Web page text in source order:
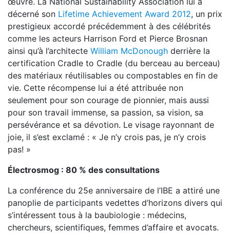
décerné son Lifetime Achievement Award 2012, un prix
prestigieux accordé précédemment à des célébrités
comme les acteurs Harrison Ford et Pierce Brosnan
ainsi qu’à l’architecte William McDonough derrière la
certification Cradle to Cradle (du berceau au berceau)
des matériaux réutilisables ou compostables en fin de
vie. Cette récompense lui a été attribuée non
seulement pour son courage de pionnier, mais aussi
pour son travail immense, sa passion, sa vision, sa
persévérance et sa dévotion. Le visage rayonnant de
joie, il s’est exclamé : « Je n’y crois pas, je n’y crois
pas! »
Électrosmog : 80 % des consultations
La conférence du 25e anniversaire de l’IBE a attiré une
panoplie de participants vedettes d’horizons divers qui
s’intéressent tous à la baubiologie : médecins,
chercheurs, scientifiques, femmes d’affaire et avocats.